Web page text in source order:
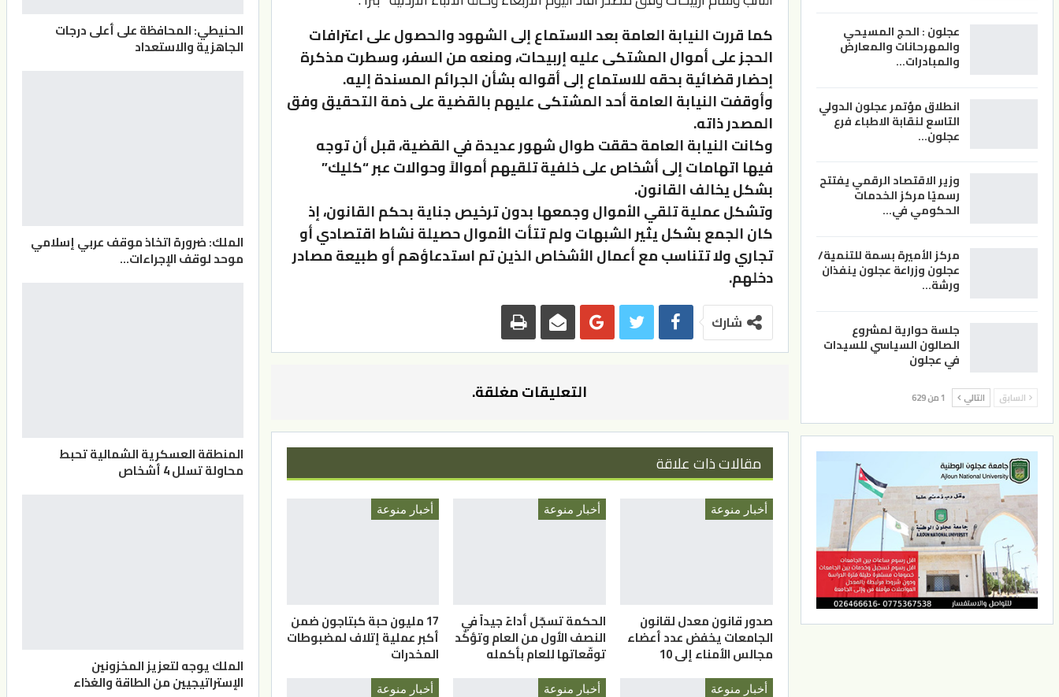
كما قررت النيابة العامة بعد الاستماع إلى الشهود والحصول على اعترافات
الحجز على أموال المشتكى عليه إربيحات، ومنعه من السفر، وسطرت مذكرة
إحضار قضائية بحقه للاستماع إلى أقواله بشأن الجرائم المسندة إليه.
وأوقفت النيابة العامة أحد المشتكى عليهم بالقضية على ذمة التحقيق وفق
المصدر ذاته.
وكانت النيابة العامة حققت طوال شهور عديدة في القضية، قبل أن توجه
فيها اتهامات إلى أشخاص على خلفية تلقيهم أموالاً وحوالات عبر “كليك”
بشكل يخالف القانون.
وتشكل عملية تلقي الأموال وجمعها بدون ترخيص جناية بحكم القانون، إذ
كان الجمع بشكل يثير الشبهات ولم تتأت الأموال حصيلة نشاط اقتصادي أو
تجاري ولا تتناسب مع أعمال الأشخاص الذين تم استدعاؤهم أو طبيعة مصادر
دخلهم.
شارك
التعليقات مغلقة.
مقالات ذات علاقة
أخبار منوعة
صدور قانون معدل لقانون
الجامعات يخفض عدد أعضاء
مجالس الأمناء إلى 10
أخبار منوعة
الحكمة تسجّل أداءً جيداً في
النصف الأول من العام وتؤكّد
توقّعاتها للعام بأكمله
أخبار منوعة
17 مليون حبة كبتاجون ضمن
أكبر عملية إتلاف لمضبوطات
المخدرات
أخبار منوعة أخبار منوعة أخبار منوعة
عجلون : الحج المسيحي
والمهرحانات والمعارض
والمبادرات…
انطلاق مؤتمر عجلون الدولي
التاسع لنقابة الاطباء فرع
عجلون…
وزير الاقتصاد الرقمي يفتتح
رسميًا مركز الخدمات
الحكومي في…
مركز الأميرة بسمة للتنمية/
عجلون وزراعة عجلون ينفذان
ورشة…
جلسة حوارية لمشروع
الصالون السياسي للسيدات
في عجلون
السابق التالي 1 من 629
الحنيطي: المحافظة على أعلى درجات
الجاهزية والاستعداد
الملك: ضرورة اتخاذ موقف عربي إسلامي
موحد لوقف الإجراءات…
المنطقة العسكرية الشمالية تحبط
محاولة تسلل 4 أشخاص
الملك يوجه لتعزيز المخزونين
الإستراتيجيين من الطاقة والغذاء